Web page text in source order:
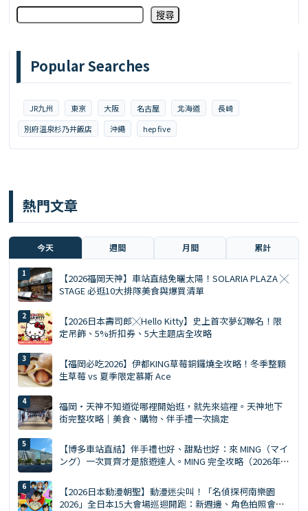
搜尋
Popular Searches
JR九州 東京 大阪 名古屋 北海道
長崎
別府溫泉杉乃井飯店
沖繩 hep five
熱門文章
今天 週間 月間 累計
【2026福岡天神】車站直結免曬太陽！SOLARIA PLAZA ╳
STAGE 必逛10大排隊美食與爆買清單
【2026日本壽司郎╳Hello Kitty】史上首次夢幻聯名！限
定吊飾、5%折扣券、5大主題店全攻略
【福岡必吃2026】伊都KING草莓銅鑼燒全攻略！冬季整顆
生草莓 vs 夏季限定慕斯 Ace
福岡・天神不知道從哪裡開始逛，就先來這裡。天神地下
街完整攻略｜美食、購物、伴手禮一次搞定
【博多車站直結】伴手禮也好、甜點也好：來 MING（マイ
ング）一次買齊才是旅遊達人。MING 完全攻略（2026年
【2026日本動漫朝聖】動漫迷尖叫！「名偵探柯南樂園
2026」全日本15大會場巡迴開跑：新週邊、角色拍照會、